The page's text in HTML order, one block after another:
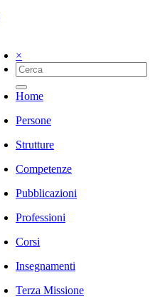
×
Home
Persone
Strutture
Competenze
Pubblicazioni
Professioni
Corsi
Insegnamenti
Terza Missione